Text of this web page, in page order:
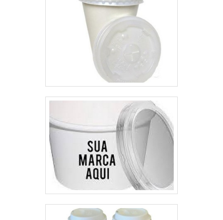
especiais de pagamento por
boleto ou cartão..